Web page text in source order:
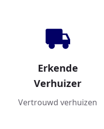
Erkende
Verhuizer
Vertrouwd verhuizen